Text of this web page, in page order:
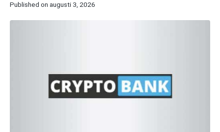
Published on augusti 3, 2026